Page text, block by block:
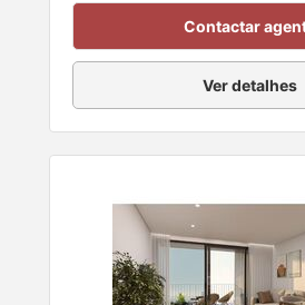
Contactar
Ver detalhes